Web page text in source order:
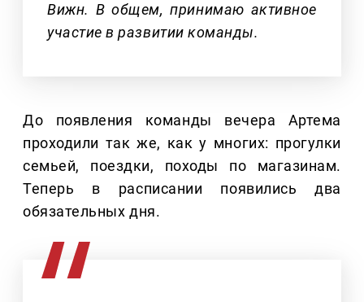
Вижн. В общем, принимаю активное
участие в развитии команды.
До появления команды вечера Артема
проходили так же, как у многих: прогулки
семьей, поездки, походы по магазинам.
Теперь в расписании появились два
обязательных дня.